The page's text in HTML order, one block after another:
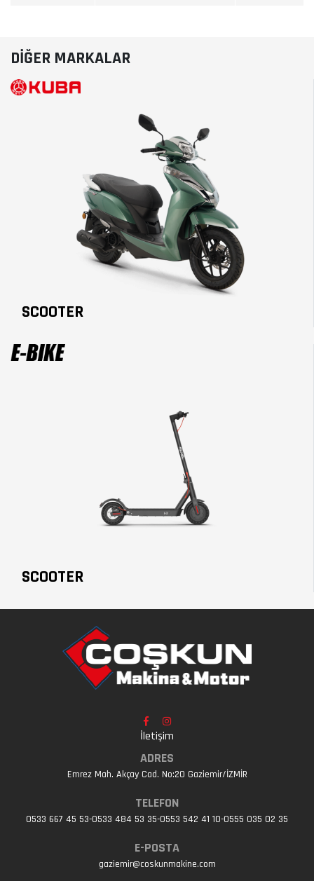
DİĞER MARKALAR
SCOOTER
SCOOTER
İletişim
ADRES
Emrez Mah. Akçay Cad. No:20 Gaziemir/İZMİR
TELEFON
0533 667 45 53-0533 484 53 35-0553 542 41 10-0555 035 02 35
E-POSTA
gaziemir@coskunmakine.com